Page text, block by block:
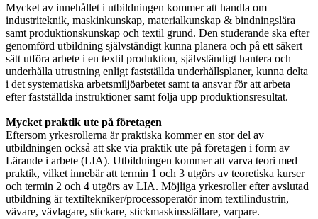
Mycket av innehållet i utbildningen kommer att handla om
industriteknik, maskinkunskap, materialkunskap & bindningslära
samt produktionskunskap och textil grund. Den studerande ska efter
genomförd utbildning självständigt kunna planera och på ett säkert
sätt utföra arbete i en textil produktion, självständigt hantera och
underhålla utrustning enligt fastställda underhållsplaner, kunna delta
i det systematiska arbetsmiljöarbetet samt ta ansvar för att arbeta
efter fastställda instruktioner samt följa upp produktionsresultat.
Mycket praktik ute på företagen
Eftersom yrkesrollerna är praktiska kommer en stor del av
utbildningen också att ske via praktik ute på företagen i form av
Lärande i arbete (LIA). Utbildningen kommer att varva teori med
praktik, vilket innebär att termin 1 och 3 utgörs av teoretiska kurser
och termin 2 och 4 utgörs av LIA. Möjliga yrkesroller efter avslutad
utbildning är textiltekniker/processoperatör inom textilindustrin,
vävare, vävlagare, stickare, stickmaskinsställare, varpare.